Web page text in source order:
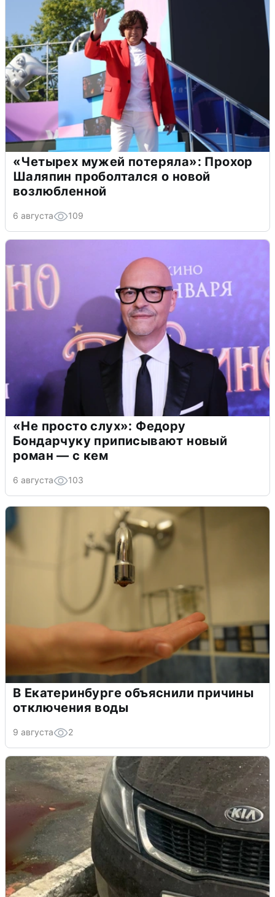
«Четырех мужей потеряла»: Прохор
Шаляпин проболтался о новой
возлюбленной
6 августа 109
«Не просто слух»: Федору
Бондарчуку приписывают новый
роман — с кем
6 августа 103
В Екатеринбурге объяснили причины
отключения воды
9 августа 2